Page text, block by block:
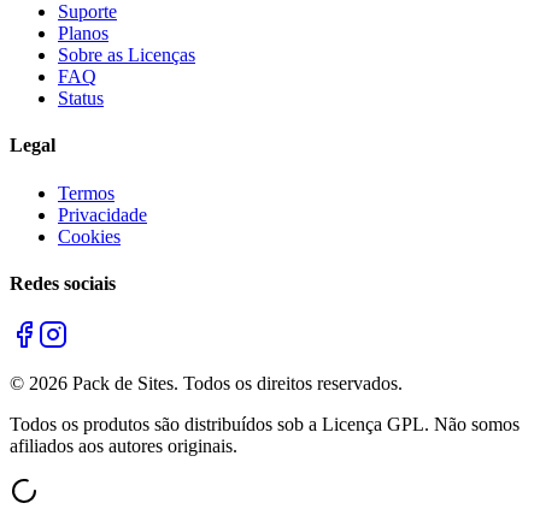
Suporte
Planos
Sobre as Licenças
FAQ
Status
Legal
Termos
Privacidade
Cookies
Redes sociais
© 2026 Pack de Sites. Todos os direitos reservados.
Todos os produtos são distribuídos sob a Licença GPL. Não somos
afiliados aos autores originais.